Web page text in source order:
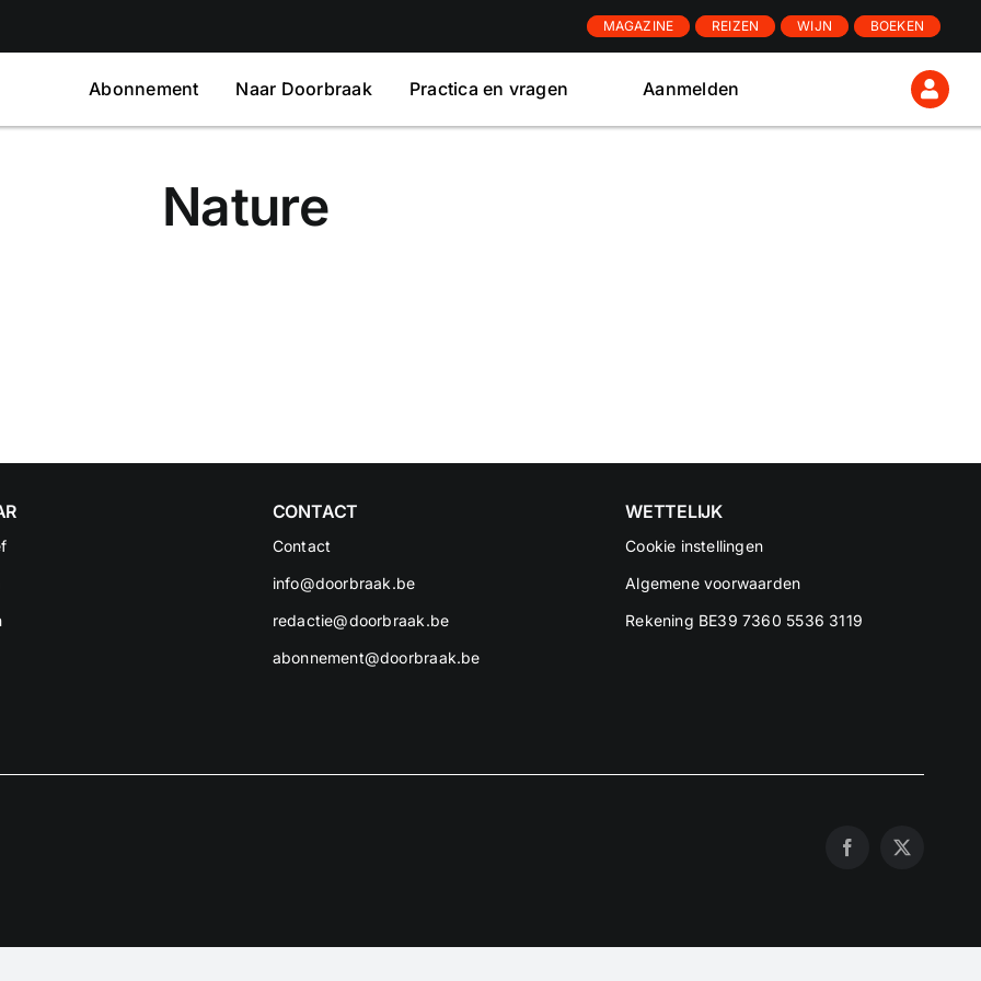
MAGAZINE REIZEN WIJN BOEKEN
Abonnement Naar Doorbraak Practica en vragen Aanmelden
Nature
CONTACT
Contact
info@doorbraak.be
redactie@doorbraak.be
abonnement@doorbraak.be
WETTELIJK
Cookie instellingen
Algemene voorwaarden
Rekening BE39 7360 5536 3119